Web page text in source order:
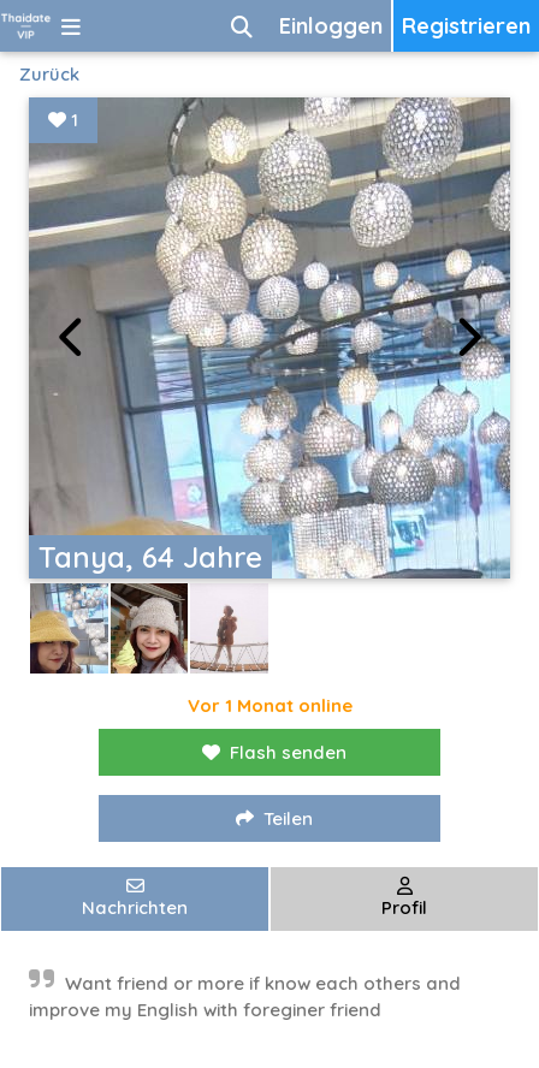
Registrieren
Einloggen
Zurück
Tanya, 64 Jahre
1
Vor 1 Monat online
Flash senden
Teilen
Nachrichten Profil
Want friend or more if know each others and
improve my English with foreginer friend